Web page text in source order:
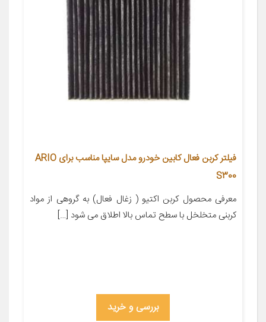
فیلتر کربن فعال کابین خودرو مدل سایپا مناسب برای ARIO
S300
معرفی محصول کربن اکتیو ( زغال فعال) به گروهی از مواد
کربنی متخلخل با سطح تماس بالا اطلاق می شود […]
بررسی و خرید